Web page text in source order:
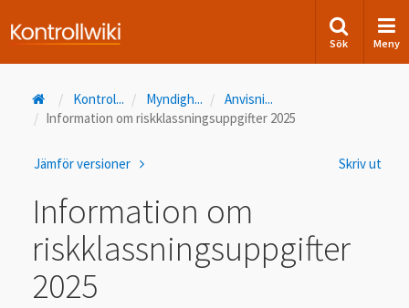
Sök Meny
Kontrol... Myndigh... Anvisni...
Information om riskklassningsuppgifter 2025
Skriv ut
Jämför versioner
Information om
riskklassningsuppgifter
2025